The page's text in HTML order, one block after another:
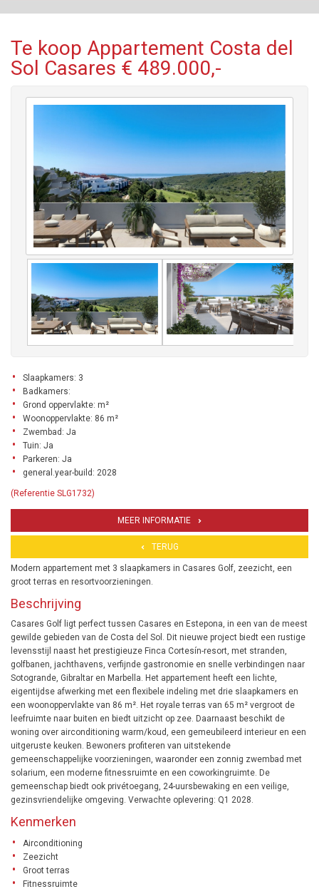
Te koop Appartement Costa del
Sol Casares € 489.000,-
Slaapkamers: 3
Badkamers:
Grond oppervlakte: m²
Woonoppervlakte: 86 m²
Zwembad: Ja
Tuin: Ja
Parkeren: Ja
general.year-build: 2028
(Referentie SLG1732)
MEER INFORMATIE
TERUG
Modern appartement met 3 slaapkamers in Casares Golf, zeezicht, een
groot terras en resortvoorzieningen.
Beschrijving
Casares Golf ligt perfect tussen Casares en Estepona, in een van de meest
gewilde gebieden van de Costa del Sol. Dit nieuwe project biedt een rustige
levensstijl naast het prestigieuze Finca Cortesín-resort, met stranden,
golfbanen, jachthavens, verfijnde gastronomie en snelle verbindingen naar
Sotogrande, Gibraltar en Marbella. Het appartement heeft een lichte,
eigentijdse afwerking met een flexibele indeling met drie slaapkamers en
een woonoppervlakte van 86 m². Het royale terras van 65 m² vergroot de
leefruimte naar buiten en biedt uitzicht op zee. Daarnaast beschikt de
woning over airconditioning warm/koud, een gemeubileerd interieur en een
uitgeruste keuken. Bewoners profiteren van uitstekende
gemeenschappelijke voorzieningen, waaronder een zonnig zwembad met
solarium, een moderne fitnessruimte en een coworkingruimte. De
gemeenschap biedt ook privétoegang, 24-uursbewaking en een veilige,
gezinsvriendelijke omgeving. Verwachte oplevering: Q1 2028.
Kenmerken
Airconditioning
Zeezicht
Groot terras
Fitnessruimte